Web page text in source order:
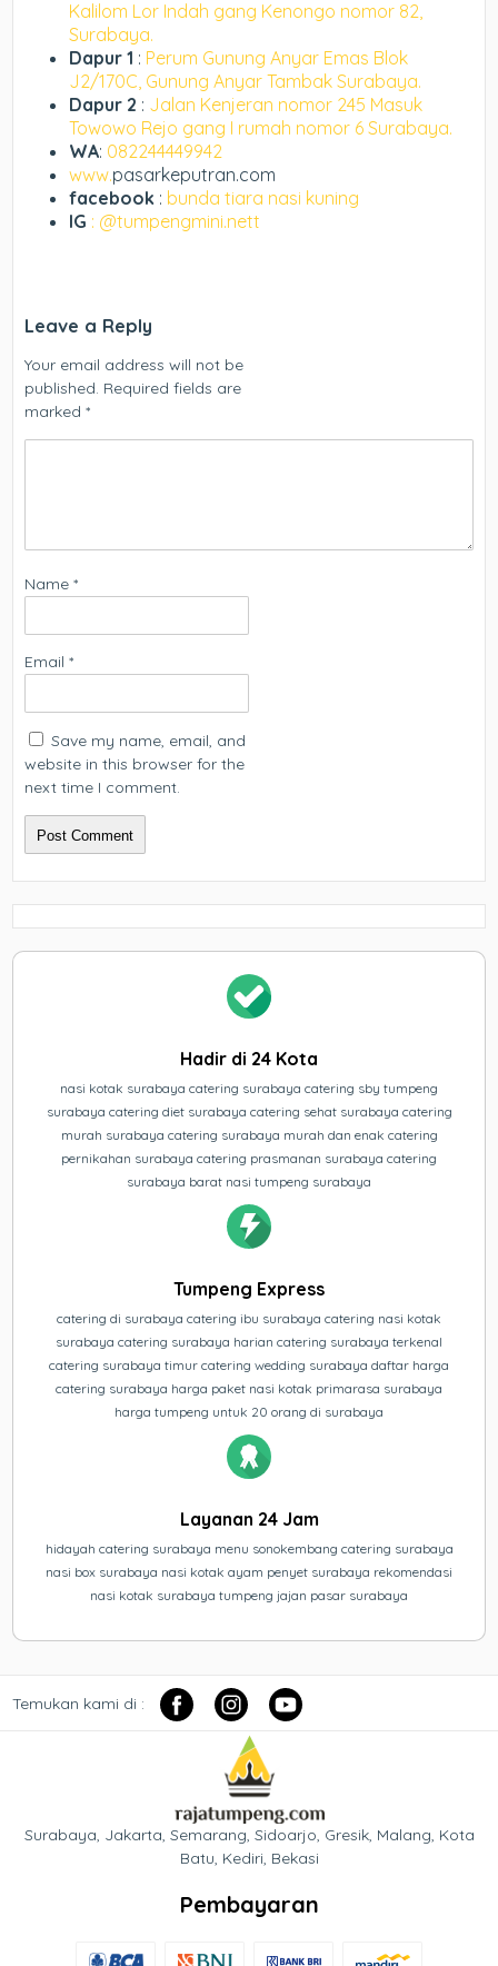
Kalilom Lor Indah gang Kenongo nomor 82,
Surabaya.
Dapur 1 : Perum Gunung Anyar Emas Blok
J2/170C, Gunung Anyar Tambak Surabaya.
Dapur 2 : Jalan Kenjeran nomor 245 Masuk
Towowo Rejo gang I rumah nomor 6 Surabaya.
WA: 082244449942
www.pasarkeputran.com
facebook : bunda tiara nasi kuning
IG : @tumpengmini.nett
Leave a Reply
Your email address will not be
published. Required fields are
marked*
Name*
Email*
Save my name, email, and
website in this browser for the
next time I comment.
Hadir di 24 Kota
nasi kotak surabaya catering surabaya catering sby tumpeng
surabaya catering diet surabaya catering sehat surabaya catering
murah surabaya catering surabaya murah dan enak catering
pernikahan surabaya catering prasmanan surabaya catering
surabaya barat nasi tumpeng surabaya
Tumpeng Express
catering di surabaya catering ibu surabaya catering nasi kotak
surabaya catering surabaya harian catering surabaya terkenal
catering surabaya timur catering wedding surabaya daftar harga
catering surabaya harga paket nasi kotak primarasa surabaya
harga tumpeng untuk 20 orang di surabaya
Layanan 24 Jam
hidayah catering surabaya menu sonokembang catering surabaya
nasi box surabaya nasi kotak ayam penyet surabaya rekomendasi
nasi kotak surabaya tumpeng jajan pasar surabaya
Temukan kami di :
Surabaya, Jakarta, Semarang, Sidoarjo, Gresik, Malang, Kota
Batu, Kediri, Bekasi
Pembayaran